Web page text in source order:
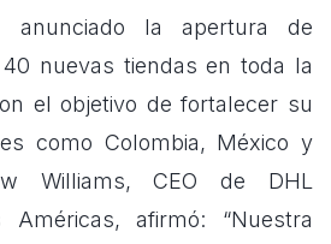
anunciado la apertura de
nuevas tiendas en toda la
el objetivo de fortalecer su
como Colombia, México y
Williams, CEO de DHL
afirmó: “Nuestra